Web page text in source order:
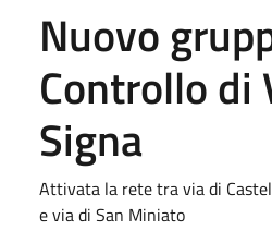
Nuovo
Controllo di
Signa
Attivata la rete tra via di
e via di San Miniato